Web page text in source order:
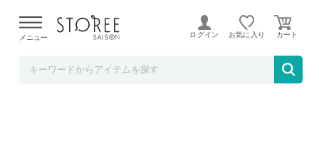
よる配送遅延が発生しております。
メニュー ログイン お気に入り
siroca 衣類乾燥除湿機 SDD-7D151